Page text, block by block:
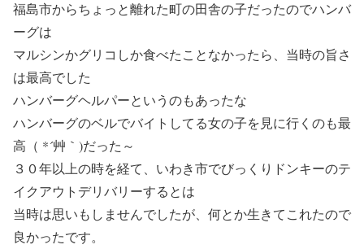
福島市からちょっと離れた町の田舎の子だったのでハンバ
ーグは
マルシンかグリコしか食べたことなかったら、当時の旨さ
は最高でした
ハンバーグヘルパーというのもあったな
ハンバーグのベルでバイトしてる女の子を見に行くのも最
高（ *´艸｀)だった～
３０年以上の時を経て、いわき市でびっくりドンキーのテ
イクアウトデリバリーするとは
当時は思いもしませんでしたが、何とか生きてこれたので
良かったです。